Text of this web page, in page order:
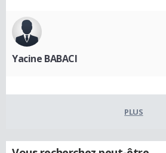
Yacine BABACI
PLUS